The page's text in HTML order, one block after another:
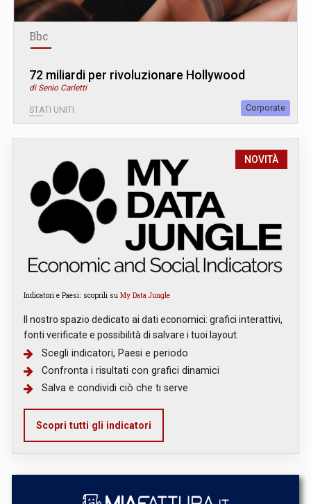
Bbc
72 miliardi per rivoluzionare Hollywood
di Senio Carletti
STATI UNITI Corporate
NOVITÀ
Indicatori e Paesi: scoprili su My Data Jungle
Il nostro spazio dedicato ai dati economici: grafici interattivi,
fonti verificate e possibilità di salvare i tuoi layout.
Scegli indicatori, Paesi e periodo
Confronta i risultati con grafici dinamici
Salva e condividi ciò che ti serve
Scopri tutti gli indicatori